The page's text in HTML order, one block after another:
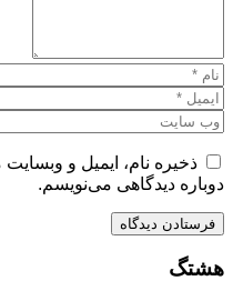
ذخیره نام، ایمیل و
دوباره دیدگاهی می‌نویسم.
هشتگ